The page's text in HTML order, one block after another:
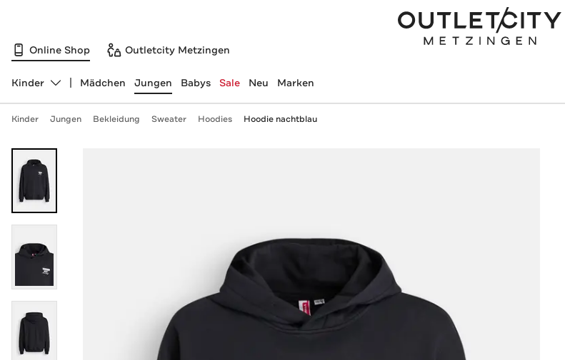
Online Shop Outletcity Metzingen
Abteilung ändern, ausgewählt:
Kinder Mädchen Jungen Babys Sale Neu Marken
Kinder Jungen Bekleidung Sweater Hoodies Hoodie nachtblau